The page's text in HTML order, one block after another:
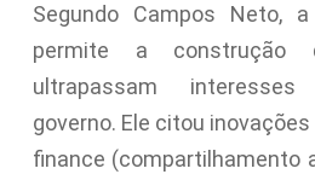
Segundo Campos Neto,
permite a construção
ultrapassam
governo. Ele citou
finance (compartilhamento